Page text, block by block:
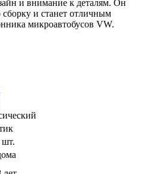
и внимание к деталям. Он
и станет отличным
микроавтобусов VW.
шт.